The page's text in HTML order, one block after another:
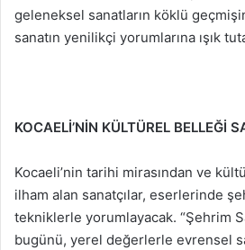
geleneksel sanatların köklü
sanatın yenilikçi yorumlarına ışık
KOCAELİ’NİN KÜLTÜREL BELLEĞİ
Kocaeli’nin tarihi mirasından ve
ilham alan sanatçılar, eserlerinde
tekniklerle yorumlayacak. “Şehrim
bugünü, yerel değerlerle evrensel